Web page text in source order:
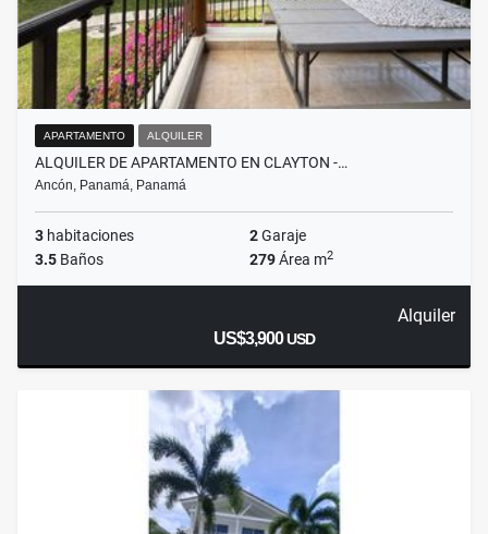
APARTAMENTO ALQUILER
ALQUILER DE APARTAMENTO EN CLAYTON -…
Ancón, Panamá, Panamá
3 habitaciones 2Garaje
3.5 Baños 279Área m2
Alquiler
US$3,900USD